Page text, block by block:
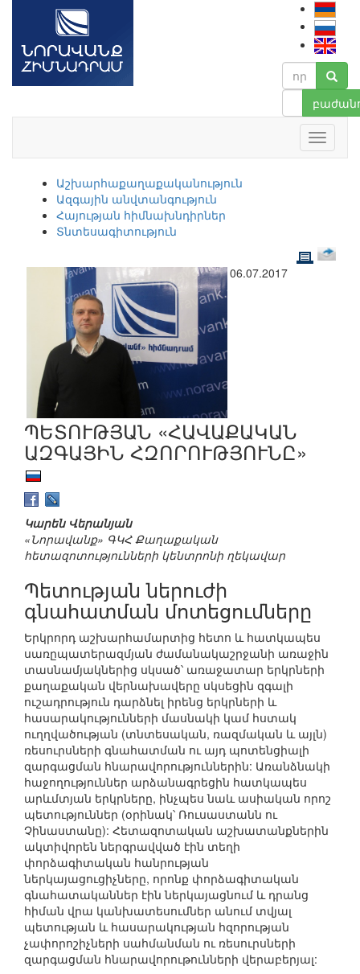
Աշխարհաքաղաքականություն
Ազգային անվտանգություն
Հայության հիմնախնդիրներ
Տնտեսագիտություն
06.07.2017
ՊԵՏՈՒԹՅԱՆ «ՀԱՎԱՔԱԿԱՆ
ԱԶԳԱՅԻՆ ՀԶՈՐՈՒԹՅՈՒՆԸ»
Կարեն Վերանյան
«Նորավանք» ԳԿՀ Քաղաքական
հետազոտությունների կենտրոնի ղեկավար
Պետության ներուժի
գնահատման մոտեցումները
Երկրորդ աշխարհամարտից հետո և հատկապես
սառըպատերազմյան ժամանակաշրջանի առաջին
տասնամյակներից սկսած՝ առաջատար երկրների
քաղաքական վերնախավերը սկսեցին զգալի
ուշադրություն դարձնել իրենց երկրների և
հասարակությունների մասնակի կամ հստակ
ուղղվածության (տնտեսական, ռազմական և այլն)
ռեսուրսների գնահատման ու այդ պոտենցիալի
զարգացման հնարավորություններին: Առանձնակի
հաջողություններ արձանագրեցին հատկապես
արևմտյան երկրները, ինչպես նաև ասիական որոշ
պետություններ (օրինակ՝ Ռուսաստանն ու
Չինաստանը): Հետազոտական աշխատանքներին
ակտիվորեն ներգրավված էին տեղի
փորձագիտական հանրության
ներկայացուցիչները, որոնք փորձագիտական
գնահատականներ էին ներկայացնում և դրանց
հիման վրա կանխատեսումներ անում տվյալ
պետության և հասարակության հզորության
չափորոշիչների սահմանման ու ռեսուրսների
զարգացման հնարավորութունների վերաբերյալ: